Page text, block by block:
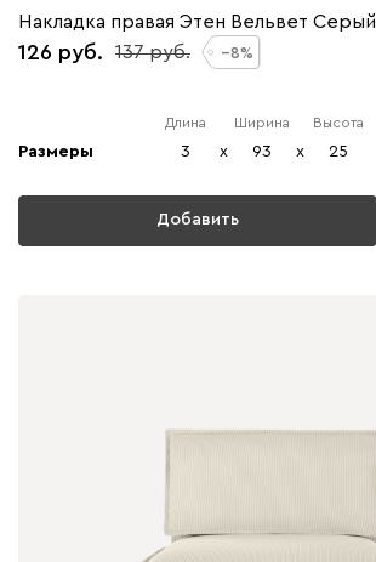
Накладка правая Этен Вельвет Серый
126 137 8
Размеры
Длина
3 x
Ширина
93 x
Высота
25
Добавить